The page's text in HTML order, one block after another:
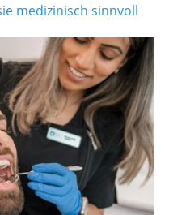
medizinisch sinnvoll